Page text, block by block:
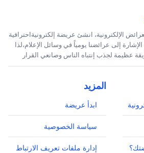
الإلكترونية، انشئ عريضة إلكترونيةاحترافية
إلى عرائضنا يومياً في وسائل الإعلام،لذا
عظيمة لجذب إنتباه الناس وصانعي القرار
المزيد
ابدأ عريضة
سياسة الخصوصية
إدارة ملفات تعريف الارتباط